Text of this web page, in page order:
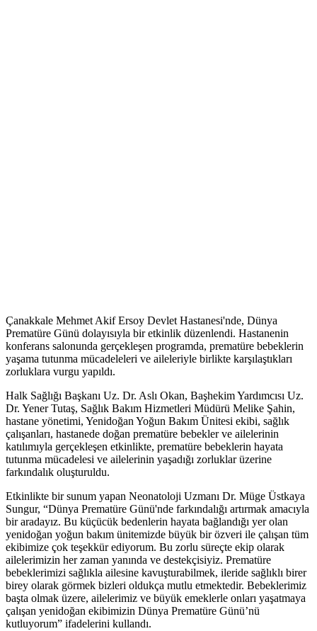
Çanakkale Mehmet Akif Ersoy Devlet Hastanesi'nde, Dünya
Prematüre Günü dolayısıyla bir etkinlik düzenlendi. Hastanenin
konferans salonunda gerçekleşen programda, prematüre bebeklerin
yaşama tutunma mücadeleleri ve aileleriyle birlikte karşılaştıkları
zorluklara vurgu yapıldı.
Halk Sağlığı Başkanı Uz. Dr. Aslı Okan, Başhekim Yardımcısı Uz.
Dr. Yener Tutaş, Sağlık Bakım Hizmetleri Müdürü Melike Şahin,
hastane yönetimi, Yenidoğan Yoğun Bakım Ünitesi ekibi, sağlık
çalışanları, hastanede doğan prematüre bebekler ve ailelerinin
katılımıyla gerçekleşen etkinlikte, prematüre bebeklerin hayata
tutunma mücadelesi ve ailelerinin yaşadığı zorluklar üzerine
farkındalık oluşturuldu.
Etkinlikte bir sunum yapan Neonatoloji Uzmanı Dr. Müge Üstkaya
Sungur, “Dünya Prematüre Günü'nde farkındalığı artırmak amacıyla
bir aradayız. Bu küçücük bedenlerin hayata bağlandığı yer olan
yenidoğan yoğun bakım ünitemizde büyük bir özveri ile çalışan tüm
ekibimize çok teşekkür ediyorum. Bu zorlu süreçte ekip olarak
ailelerimizin her zaman yanında ve destekçisiyiz. Prematüre
bebeklerimizi sağlıkla ailesine kavuşturabilmek, ileride sağlıklı birer
birey olarak görmek bizleri oldukça mutlu etmektedir. Bebeklerimiz
başta olmak üzere, ailelerimiz ve büyük emeklerle onları yaşatmaya
çalışan yenidoğan ekibimizin Dünya Prematüre Günü’nü
kutluyorum” ifadelerini kullandı.